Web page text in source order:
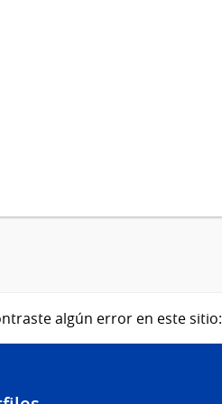
algún error en este sitio: